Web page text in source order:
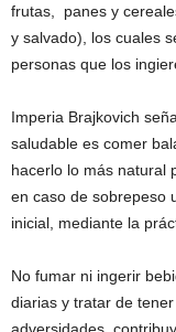
frutas, panes y
y salvado), los cuales
personas que los
Imperia Brajkovich
saludable es comer
hacerlo lo más natural
en caso de sobrepeso
inicial, mediante la
No fumar ni ingerir
diarias y tratar de
adversidades,